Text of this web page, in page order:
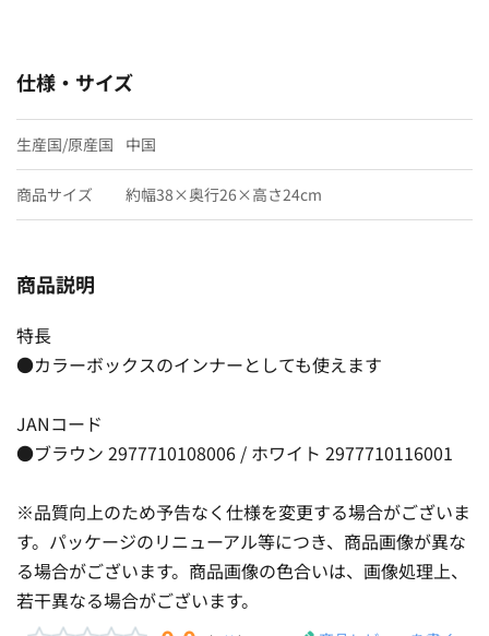
仕様・サイズ
生産国/原産国 中国
商品サイズ 約幅38×奥行26×高さ24cm
商品説明
特長
●カラーボックスのインナーとしても使えます
JANコード
●ブラウン 2977710108006 / ホワイト 2977710116001
※品質向上のため予告なく仕様を変更する場合がございま
す。パッケージのリニューアル等につき、商品画像が異な
る場合がございます。商品画像の色合いは、画像処理上、
若干異なる場合がございます。